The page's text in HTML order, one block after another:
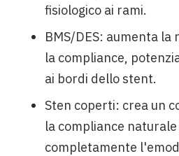
fisiologico ai rami.
BMS/DES: aumenta
la compliance,
ai bordi dello stent.
Sten coperti: crea un
la compliance
completamente